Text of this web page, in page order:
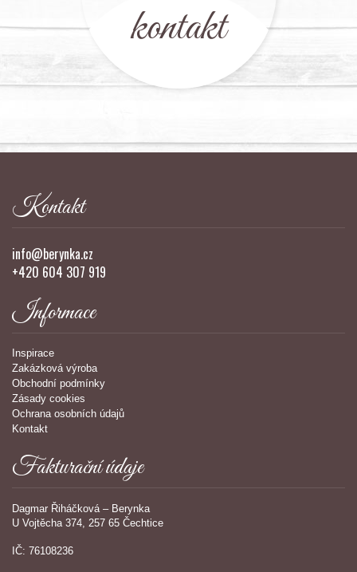
kontakt
Kontakt
info@berynka.cz
+420 604 307 919
Informace
Inspirace
Zakázková výroba
Obchodní podmínky
Zásady cookies
Ochrana osobních údajů
Kontakt
Fakturační údaje
Dagmar Řiháčková – Berynka
U Vojtěcha 374, 257 65 Čechtice
IČ: 76108236